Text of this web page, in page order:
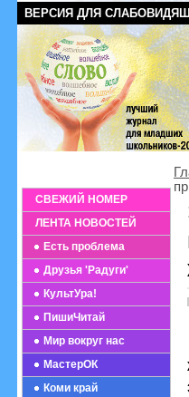
ВЕРСИЯ ДЛЯ
СВЕЖИЙ НОМЕР
ЛЕНТА НОВОСТЕЙ
Есть проблема
Друзья 'Радуги'
КультУра!
ПишиЧитай
Мир вокруг нас
МастерОК
Коми край